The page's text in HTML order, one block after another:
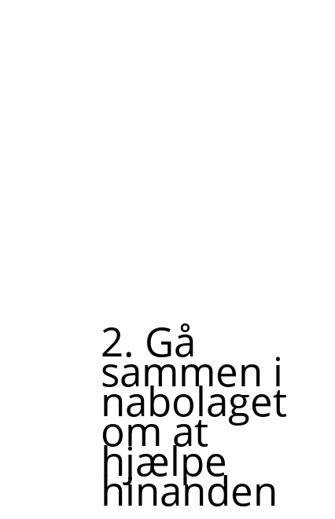
2. Gå
sammen i
nabolaget
om at
hjælpe
hinanden